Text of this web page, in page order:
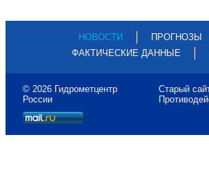
НОВОСТИ
ПРОГНОЗЫ
ФАКТИЧЕСКИЕ ДАННЫЕ
© 2026 Гидрометцентр
России
Старый